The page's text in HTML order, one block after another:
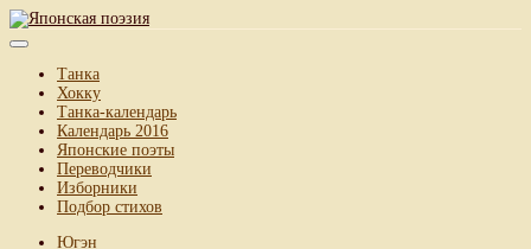
Танка
Хокку
Танка-календарь
Календарь 2016
Японские поэты
Переводчики
Изборники
Подбор стихов
Югэн